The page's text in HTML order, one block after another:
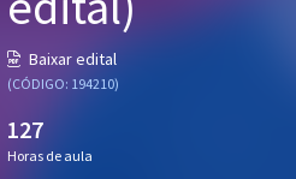
Baixar edital
(CÓDIGO: 194210)
127
Horas de aula